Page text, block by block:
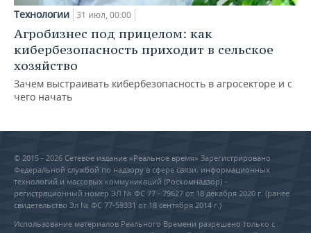
Технологии 31 июл, 00:00
Агробизнес под прицелом: как
кибербезопасность приходит в сельское
хозяйство
Зачем выстраивать кибербезопасность в агросекторе и с
чего начать
© 2015 - 2026 Сетевое издание «Реальное время» Зарегистрировано
Федеральной службой по надзору в сфере связи, информационных
технологий и массовых коммуникаций (Роскомнадзор) –
регистрационный номер ЭЛ № ФС 77 - 79627 от 18 декабря 2020 г. (ранее
свидетельство Эл № ФС 77-59331 от 18 сентября 2014 г.)
Использование материалов Реального Времени разрешено только с